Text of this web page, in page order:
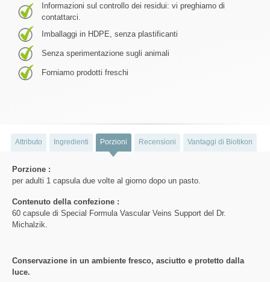
Informazioni sul controllo dei residui: vi preghiamo di
contattarci.
Imballaggi in HDPE, senza plastificanti
Senza sperimentazione sugli animali
Forniamo prodotti freschi
Attributo Ingredienti Porzioni Recensioni Vantaggi di Biotikon
Porzione :
per adulti 1 capsula due volte al giorno dopo un pasto.
Contenuto della confezione :
60 capsule di Special Formula Vascular Veins Support del Dr.
Michalzik.
Conservazione in un ambiente fresco, asciutto e protetto dalla
luce.